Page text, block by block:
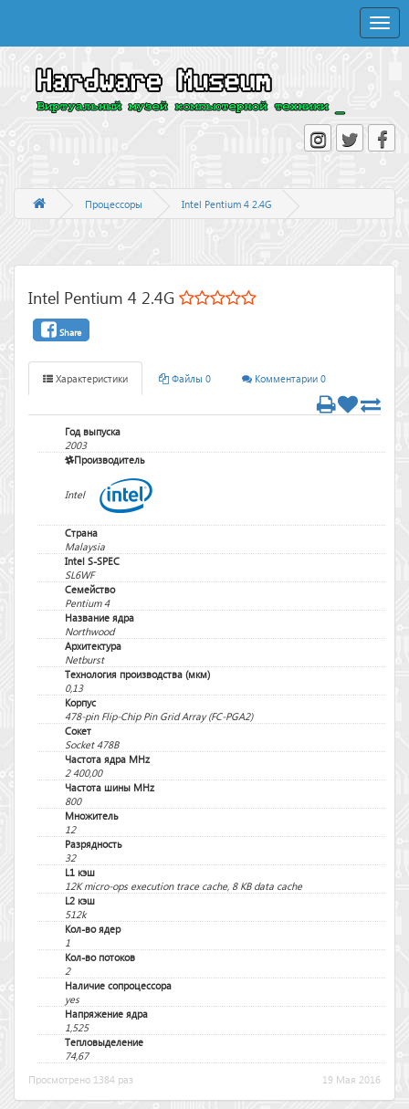
Toggle
Процессоры Intel Pentium 4 2.4G
Intel Pentium 4 2.4G
Share
Характеристики Файлы 0 Комментарии 0
Год выпуска
2003
Производитель
Intel
Страна
Malaysia
Intel S-SPEC
SL6WF
Семейство
Pentium 4
Название ядра
Northwood
Архитектура
Netburst
Технология производства (мкм)
0,13
Корпус
478-pin Flip-Chip Pin Grid Array (FC-PGA2)
Сокет
Socket 478B
Частота ядра MHz
2 400,00
Частота шины MHz
800
Множитель
12
Разрядность
32
L1 кэш
12K micro-ops execution trace cache, 8 KB data cache
L2 кэш
512k
Кол-во ядер
1
Кол-во потоков
2
Наличие сопроцессора
yes
Напряжение ядра
1,525
Тепловыделение
74,67
Просмотрено 1384 раз
19 Мая 2016